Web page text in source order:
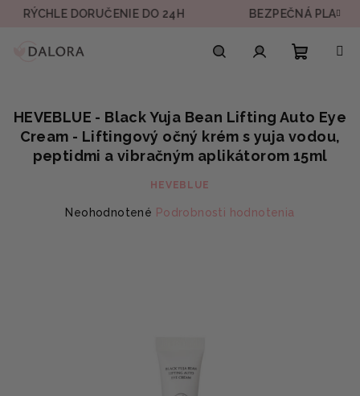
PrejsťDORUČENIE DO 24H BEZPEČNÁ PLATBA
košík
HEVEBLUE - Black Yuja Bean Lifting Auto Eye
Cream - Liftingový očný krém s yuja vodou,
peptidmi a vibračným aplikátorom 15ml
HEVEBLUE
Priemerné
Neohodnotené Podrobnosti hodnotenia